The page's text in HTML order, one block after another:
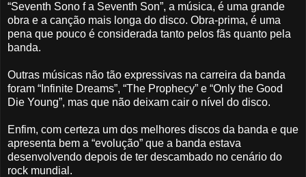
“Seventh Sono f a Seventh Son”, a música, é uma grande
obra e a canção mais longa do disco. Obra-prima, é uma
pena que pouco é considerada tanto pelos fãs quanto pela
banda.
Outras músicas não tão expressivas na carreira da banda
foram “Infinite Dreams”, “The Prophecy” e “Only the Good
Die Young”, mas que não deixam cair o nível do disco.
Enfim, com certeza um dos melhores discos da banda e que
apresenta bem a “evolução” que a banda estava
desenvolvendo depois de ter descambado no cenário do
rock mundial.